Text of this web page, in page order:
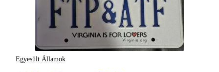
Egyesült Államok